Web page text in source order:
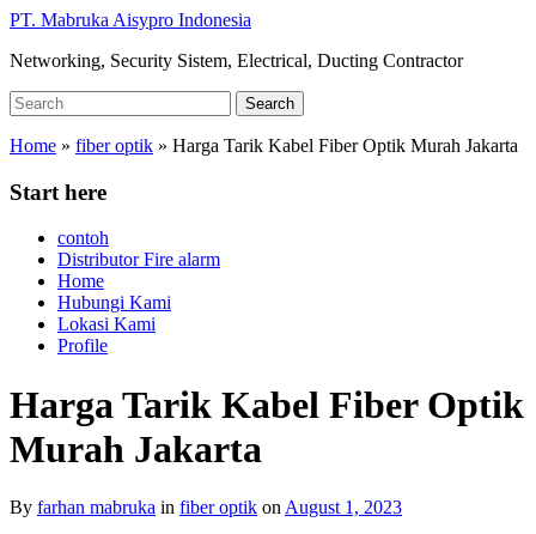
Skip
main
PT. Mabruka Aisypro Indonesia
Networking, Security Sistem, Electrical, Ducting Contractor
Search
for:
Search
Home » fiber optik » Harga Tarik Kabel Fiber Optik Murah Jakarta
Start here
contoh
Distributor Fire alarm
Home
Hubungi Kami
Lokasi Kami
Profile
Harga Tarik Kabel Fiber Optik
Murah Jakarta
By farhan mabruka in fiber optik on August 1, 2023